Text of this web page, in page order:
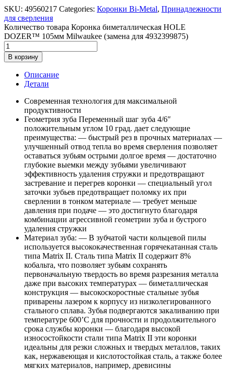
SKU: 49560217 Categories: Коронки Bi-Metal, Принадлежности
для сверления
Количество товара Коронка биметаллическая HOLE
DOZER™ 105мм Milwaukee (замена для 4932399875)
В корзину
Описание
Детали
Современная технология для максимальной
продуктивности
Геометрия зуба Переменный шаг зуба 4/6″
положительным углом 10 град. дает следующие
преимущества: — быстрый рез в прочных материалах —
улучшенный отвод тепла во время сверления позволяет
оставаться зубьям острыми долгое время — достаточно
глубокие выемки между зубьями увеличивают
эффективность удаления стружки и предотвращают
застревание и перегрев коронки — специальный угол
заточки зубьев предотвращает поломку их при
сверлении в тонком материале — требует меньше
давления при подаче — это достигнуто благодаря
комбинации агрессивной геометрии зуба и бустрого
удаления стружки
Материал зуба: — В зубчатой части кольцевой пилы
используется высококачественная горячекатанная сталь
типа Matrix II. Сталь типа Matrix II содержит 8%
кобальта, что позволяет зубьям сохранять
первоначальную твердость во время разрезания металла
даже при высоких температурах — биметаллическая
конструкция — высокоскоростные стальные зубья
приварены лазером к корпусу из низколегированного
стального сплава. Зубья подвергаются закаливанию при
температуре 600’С для прочности и продолжительного
срока службы коронки — благодаря высокой
износостойкости стали типа Matrix II эти коронки
идеальны для резки сложных и твердых металлов, таких
как, нержавеющая и кислотостойкая сталь, а также более
мягких материалов, например, древисины